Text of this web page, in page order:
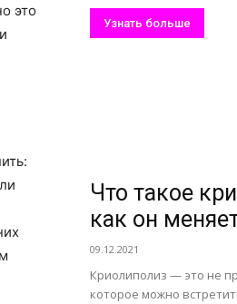
это
Узнать больше
Что такое
как он
09.12.2021
Криолиполиз — это не
которое можно